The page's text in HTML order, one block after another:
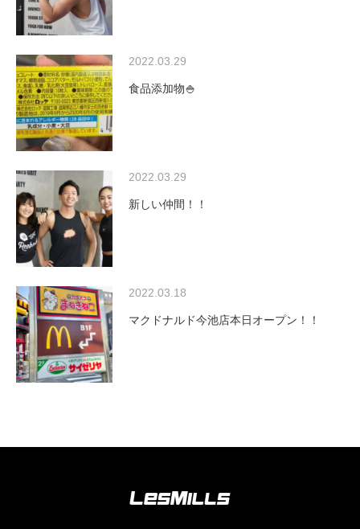
2022.03.29
食品添加物🍚
2022.03.29
新しい仲間！！
2022.03.18
マクドナルド今池店本日オープン！！